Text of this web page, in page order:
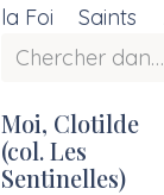
la Foi
Saints
Moi, Clotilde
(col. Les
Sentinelles)